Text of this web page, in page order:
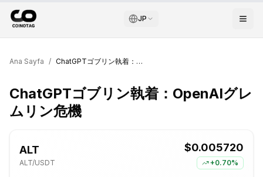
JP
Ana Sayfa / ChatGPTゴブリン執着：OpenAIグレムリン危機
ChatGPTゴブリン執着：OpenAIグレ
ムリン危機
ALT
ALT/USDT
$0.005720
+0.70%